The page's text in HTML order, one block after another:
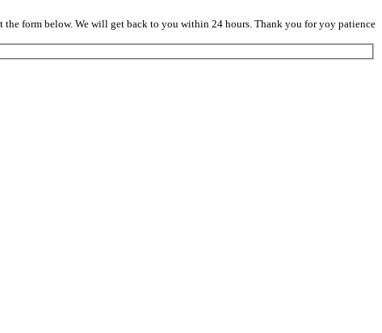
the form below. We will get back to you within 24 hours. Thank you for yoy patience.